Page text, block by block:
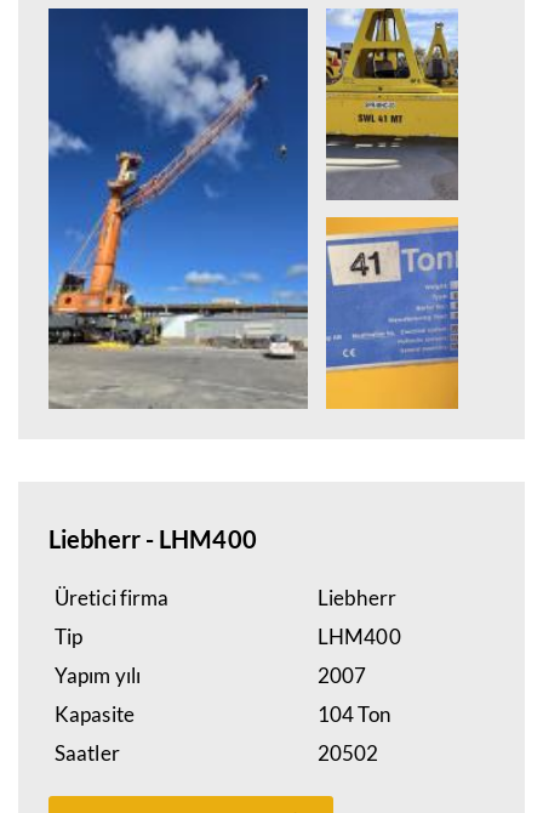
Liebherr - LHM400
Üretici firma
Liebherr
Tip
LHM400
Yapım yılı
2007
Kapasite
104 Ton
Saatler
20502